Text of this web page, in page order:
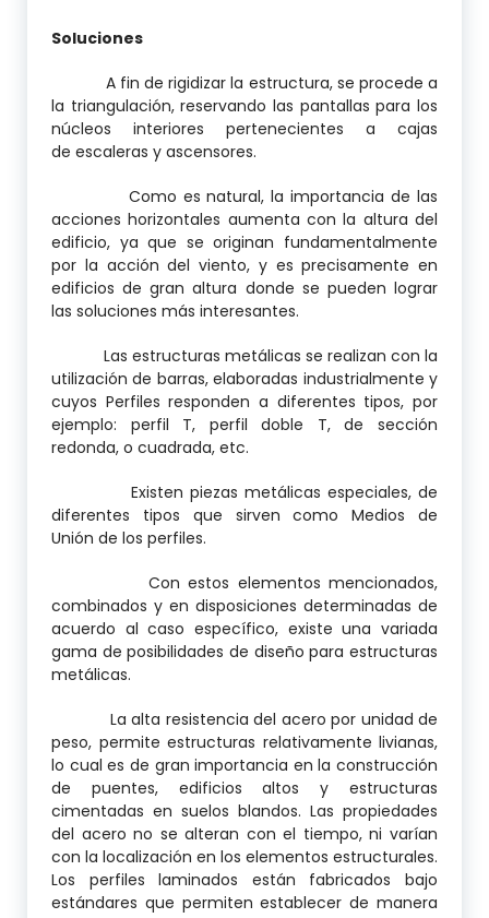
Soluciones
A fin de rigidizar la estructura, se procede a
la triangulación, reservando las pantallas para los
núcleos interiores pertenecientes a cajas
de escaleras y ascensores.
Como es natural, la importancia de las
acciones horizontales aumenta con la altura del
edificio, ya que se originan fundamentalmente
por la acción del viento, y es precisamente en
edificios de gran altura donde se pueden lograr
las soluciones más interesantes.
Las estructuras metálicas se realizan con la
utilización de barras, elaboradas industrialmente y
cuyos Perfiles responden a diferentes tipos, por
ejemplo: perfil T, perfil doble T, de sección
redonda, o cuadrada, etc.
Existen piezas metálicas especiales, de
diferentes tipos que sirven como Medios de
Unión de los perfiles.
Con estos elementos mencionados,
combinados y en disposiciones determinadas de
acuerdo al caso específico, existe una variada
gama de posibilidades de diseño para estructuras
metálicas.
La alta resistencia del acero por unidad de
peso, permite estructuras relativamente livianas,
lo cual es de gran importancia en la construcción
de puentes, edificios altos y estructuras
cimentadas en suelos blandos. Las propiedades
del acero no se alteran con el tiempo, ni varían
con la localización en los elementos estructurales.
Los perfiles laminados están fabricados bajo
estándares que permiten establecer de manera